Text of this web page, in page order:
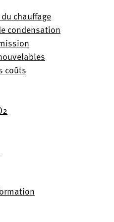
chauffage
condensation
coûts